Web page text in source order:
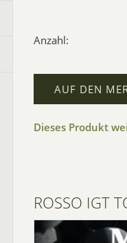
Anzahl:
AUF DEN
Dieses Produkt
ROSSO IGT